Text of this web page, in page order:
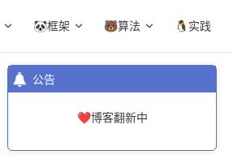
公告
❤️博客翻新中
🐼框架 🐻算法 🐧实践